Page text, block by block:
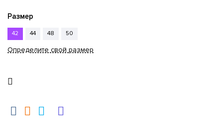
Размер
42 44 48 50
Определите свой размер